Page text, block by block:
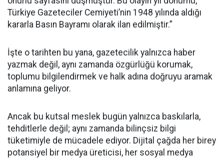
Türkiye Gazeteciler Cemiyeti’nin 1948 yılında aldığı
kararla Basın Bayramı olarak ilan edilmiştir.”
İşte o tarihten bu yana, gazetecilik yalnızca haber
yazmak değil, aynı zamanda özgürlüğü korumak,
toplumu bilgilendirmek ve halk adına doğruyu aramak
anlamına geliyor.
Ancak bu kutsal meslek bugün yalnızca baskılarla,
tehditlerle değil; aynı zamanda bilinçsiz bilgi
tüketimiyle de mücadele ediyor. Dijital çağda her birey
potansiyel bir medya üreticisi, her sosyal medya